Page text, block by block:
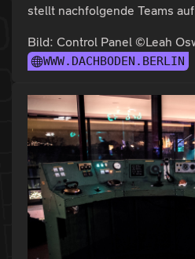
stellt nachfolgende Teams
Bild: Control Panel ©Leah
WWW.DACHBODEN.BERLIN